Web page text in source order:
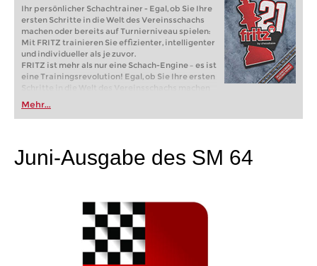
Ihr persönlicher Schachtrainer - Egal, ob Sie Ihre
ersten Schritte in die Welt des Vereinsschachs
machen oder bereits auf Turnierniveau spielen:
Mit FRITZ trainieren Sie effizienter, intelligenter
und individueller als je zuvor.
FRITZ ist mehr als nur eine Schach-Engine – es ist
eine Trainingsrevolution! Egal, ob Sie Ihre ersten
Schritte in die Welt des Vereinsschachs machen
oder bereits auf Turnierniveau spielen: Mit
FRITZ trainieren Sie effizienter, intelligenter und
individueller als je zuvor.
Mehr...
Juni-Ausgabe des SM 64